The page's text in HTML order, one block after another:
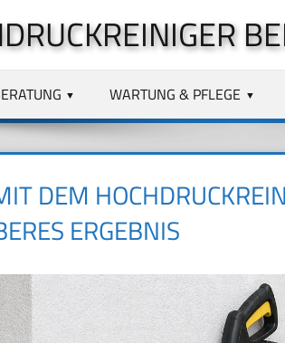
WARTUNG & PFLEGE
DEM
ERGEBNIS